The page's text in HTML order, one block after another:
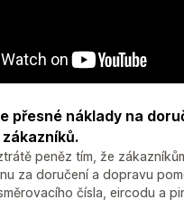
přesné náklady na
zákazníků.
peněz tím, že
za doručení a dopravu
čísla, eircodu a